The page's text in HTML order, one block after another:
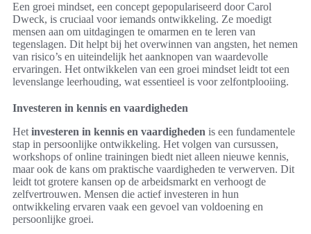
Een groei mindset, een concept gepopulariseerd door Carol
Dweck, is cruciaal voor iemands ontwikkeling. Ze moedigt
mensen aan om uitdagingen te omarmen en te leren van
tegenslagen. Dit helpt bij het overwinnen van angsten, het nemen
van risico’s en uiteindelijk het aanknopen van waardevolle
ervaringen. Het ontwikkelen van een groei mindset leidt tot een
levenslange leerhouding, wat essentieel is voor zelfontplooiing.
Investeren in kennis en vaardigheden
Het investeren in kennis en vaardigheden is een fundamentele
stap in persoonlijke ontwikkeling. Het volgen van cursussen,
workshops of online trainingen biedt niet alleen nieuwe kennis,
maar ook de kans om praktische vaardigheden te verwerven. Dit
leidt tot grotere kansen op de arbeidsmarkt en verhoogt de
zelfvertrouwen. Mensen die actief investeren in hun
ontwikkeling ervaren vaak een gevoel van voldoening en
persoonlijke groei.